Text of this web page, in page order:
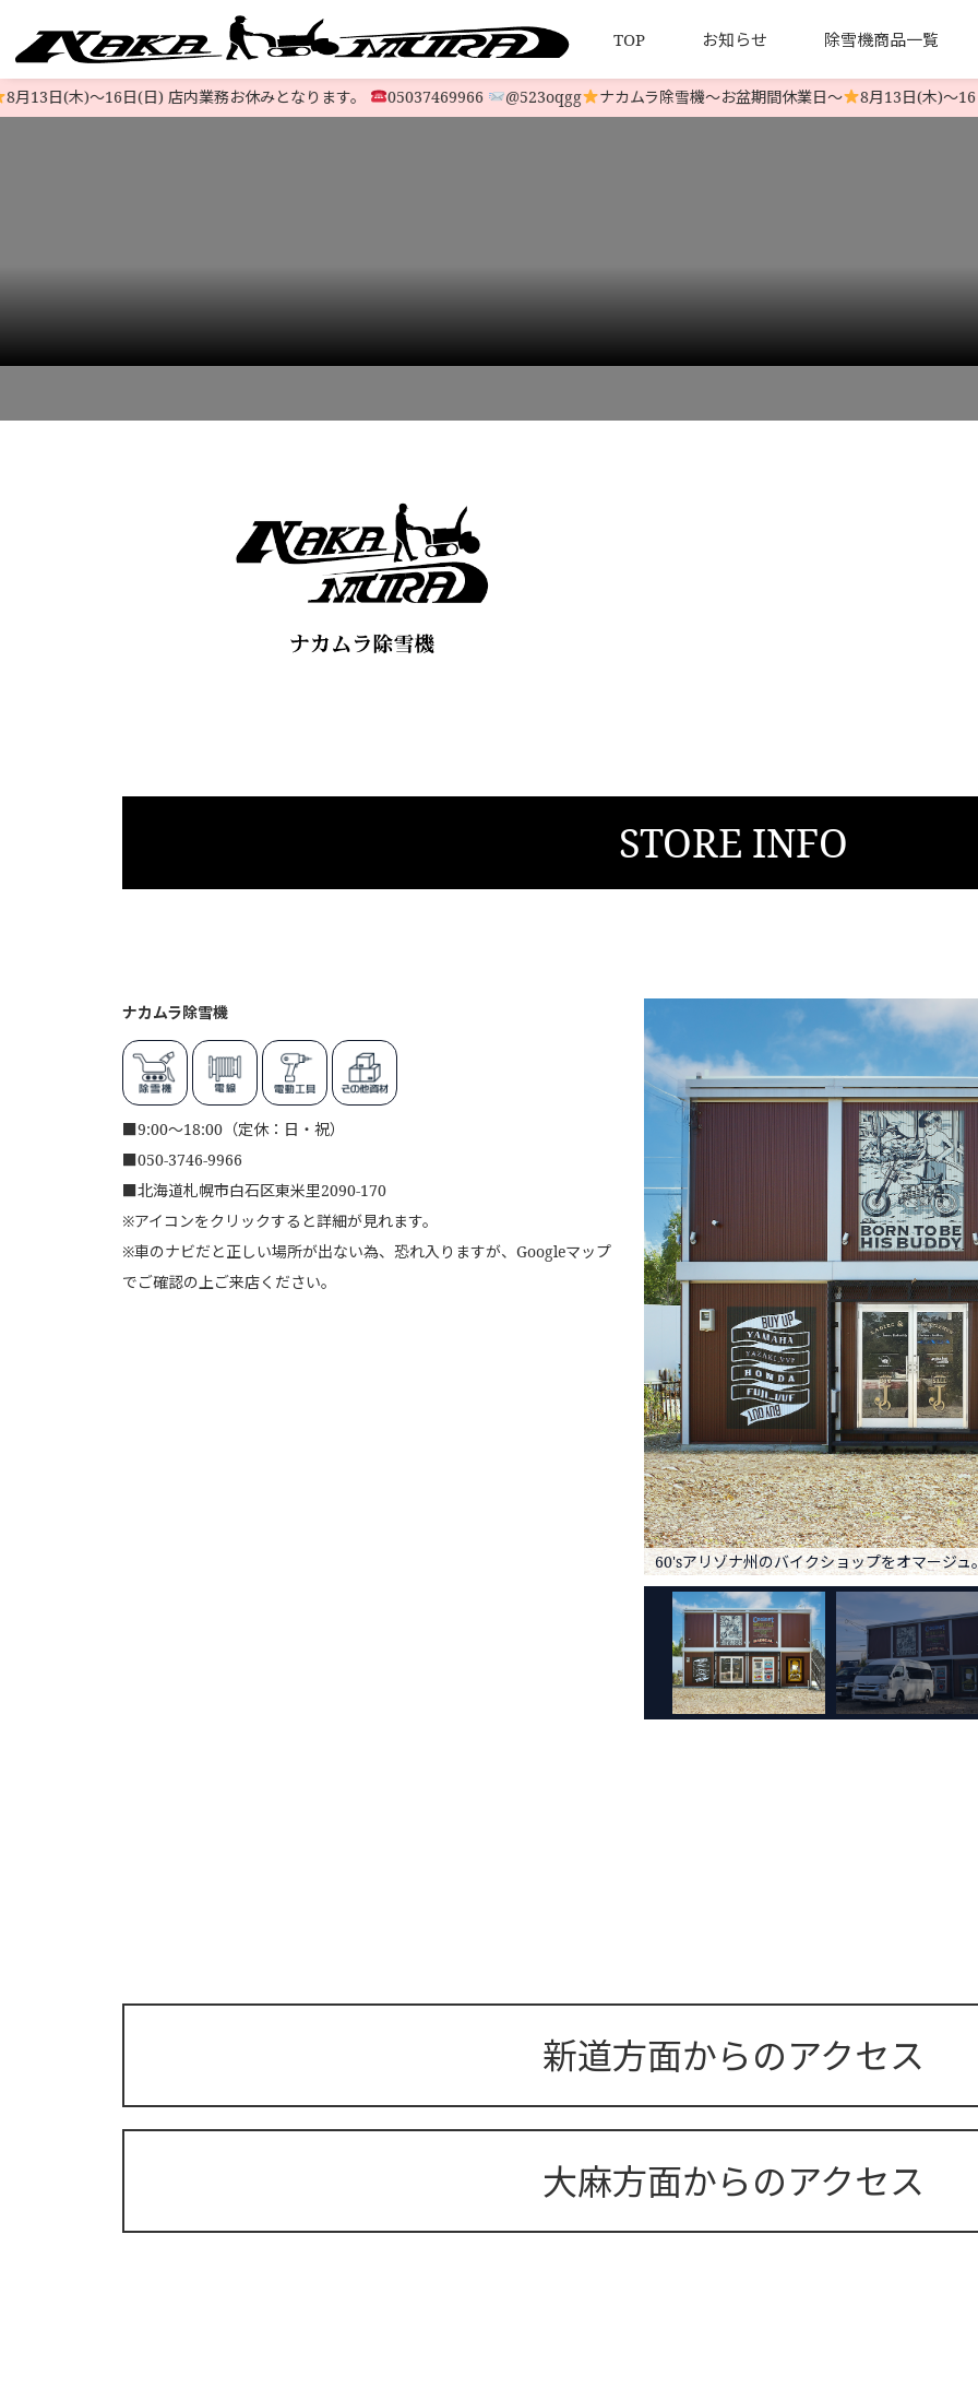
TOP お知らせ 除雪機商品一覧
すべての中古除雪機
HONDA 中古除雪機
YAMAHA 中古除雪機
注文方法 お支払いについて 発送について お客様の声
会社概要 特定商取引法とプライバシーポリシー
日(木)〜16日(日) 店内業務お休みとなります。 05037469966 @523oqgg ナカムラ除雪機〜お盆期間休業日〜 8月13日(木)〜16日(
STORE INFO
ナカムラ除雪機
■9:00～18:00（定休：日・祝）
■050-3746-9966
■北海道札幌市白石区東米里2090-170
※アイコンをクリックすると詳細が見れます。
※車のナビだと正しい場所が出ない為、恐れ入りますが、Googleマップ
でご確認の上ご来店ください。
60'sアリゾナ州のバイクショップをオマージュ
新道方面からのアクセス
大麻方面からのアクセス